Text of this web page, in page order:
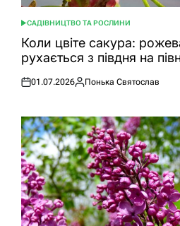
ОПУБЛІКУВАТИ
У
САДІВНИЦТВО ТА РОСЛИНИ
Коли цвіте сакура:
рухається з півдня на
Оприлюднено
01.07.2026
Опубліковано
Понька Святослав